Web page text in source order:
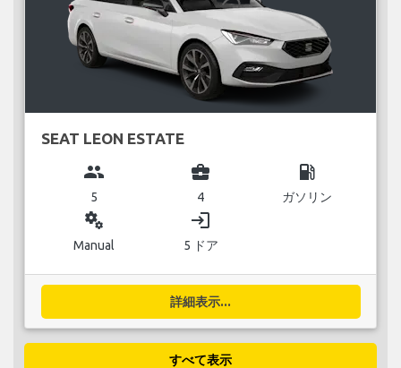
SEAT LEON ESTATE
group
5
business_center
4
local_gas_station
ガソリン
miscellaneous_services
Manual
login
5 ドア
詳細表示...
すべて表示